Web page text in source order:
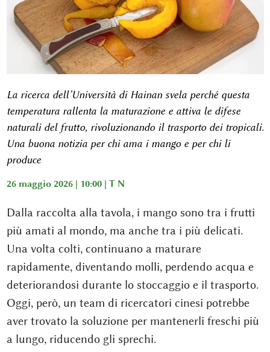
La ricerca dell’Università di Hainan svela perché questa
temperatura rallenta la maturazione e attiva le difese
naturali del frutto, rivoluzionando il trasporto dei tropicali.
Una buona notizia per chi ama i mango e per chi li
produce
26 maggio 2026 | 10:00 | T N
Dalla raccolta alla tavola, i mango sono tra i frutti
più amati al mondo, ma anche tra i più delicati.
Una volta colti, continuano a maturare
rapidamente, diventando molli, perdendo acqua e
deteriorandosi durante lo stoccaggio e il trasporto.
Oggi, però, un team di ricercatori cinesi potrebbe
aver trovato la soluzione per mantenerli freschi più
a lungo, riducendo gli sprechi.